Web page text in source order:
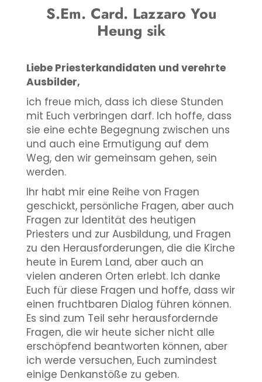
S.Em. Card. Lazzaro You
Heung sik
Liebe Priesterkandidaten und verehrte
Ausbilder,
ich freue mich, dass ich diese Stunden
mit Euch verbringen darf. Ich hoffe, dass
sie eine echte Begegnung zwischen uns
und auch eine Ermutigung auf dem
Weg, den wir gemeinsam gehen, sein
werden.
Ihr habt mir eine Reihe von Fragen
geschickt, persönliche Fragen, aber auch
Fragen zur Identität des heutigen
Priesters und zur Ausbildung, und Fragen
zu den Herausforderungen, die die Kirche
heute in Eurem Land, aber auch an
vielen anderen Orten erlebt. Ich danke
Euch für diese Fragen und hoffe, dass wir
einen fruchtbaren Dialog führen können.
Es sind zum Teil sehr herausfordernde
Fragen, die wir heute sicher nicht alle
erschöpfend beantworten können, aber
ich werde versuchen, Euch zumindest
einige Denkanstöße zu geben.